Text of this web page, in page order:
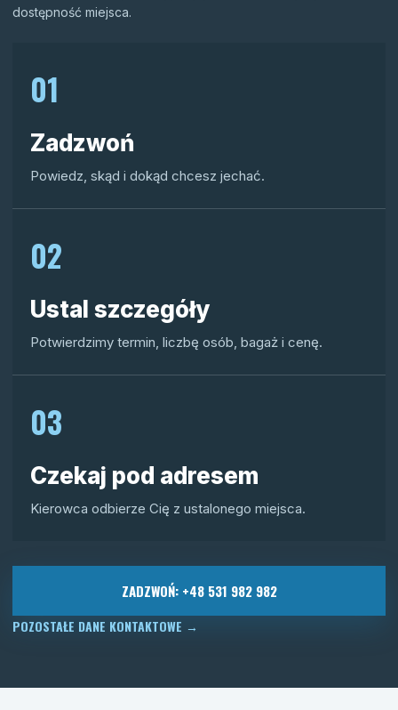
dostępność miejsca.
01
Zadzwoń
Powiedz, skąd i dokąd chcesz jechać.
02
Ustal szczegóły
Potwierdzimy termin, liczbę osób, bagaż i cenę.
03
Czekaj pod adresem
Kierowca odbierze Cię z ustalonego miejsca.
ZADZWOŃ: +48 531 982 982
POZOSTAŁE DANE KONTAKTOWE →